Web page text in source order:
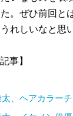
。ぜひ前回と
れしいなと思
事】
太、ヘアカラー